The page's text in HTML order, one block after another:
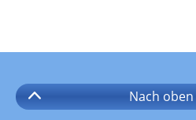
Nach oben